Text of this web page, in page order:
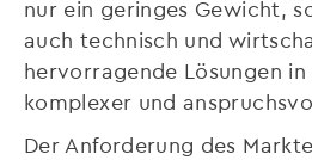
nur ein geringes Gewicht,
auch technisch und
hervorragende Lösungen
komplexer und
Der Anforderung des